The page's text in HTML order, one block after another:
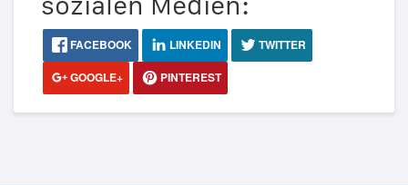
FACEBOOK LINKEDIN
TWITTER
GOOGLE+
PINTEREST